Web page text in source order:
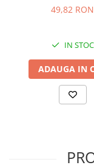
1 buc
49,82 RON
IN STOC
ADAUGA IN